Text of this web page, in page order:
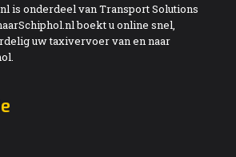
is onderdeel van Transport Solutions
boekt u online snel,
uw taxivervoer van en naar